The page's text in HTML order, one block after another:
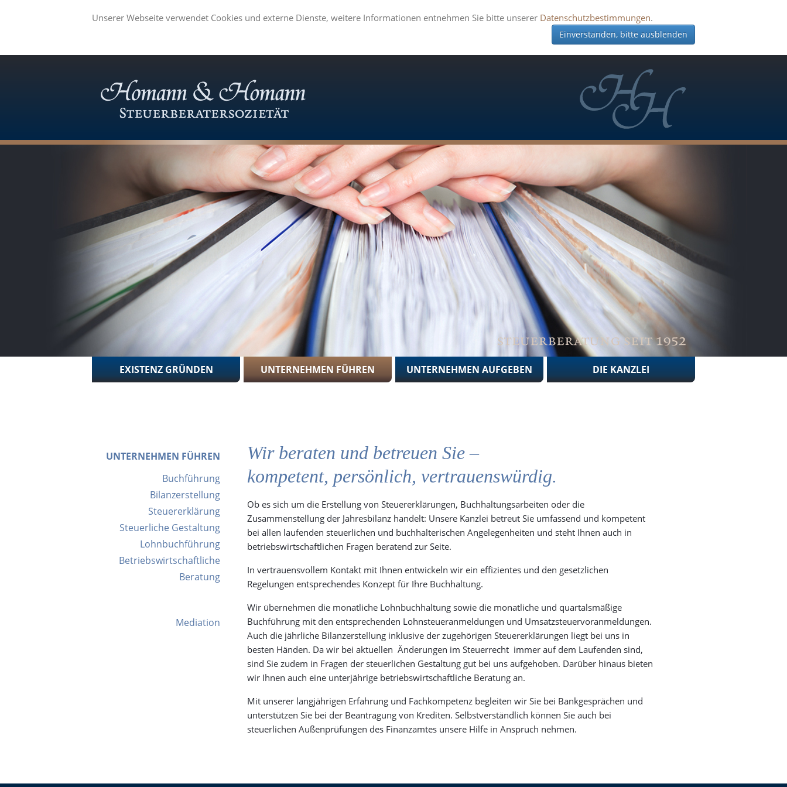
Unserer Webseite verwendet Cookies und externe Dienste, weitere Informationen entnehmen Sie bitte unserer Datenschutzbestimmungen.
Einverstanden, bitte ausblenden
überspringenEXISTENZ GRÜNDEN UNTERNEHMEN FÜHREN UNTERNEHMEN AUFGEBEN DIE KANZLEI
Wir beraten und betreuen Sie –
kompetent, persönlich, vertrauenswürdig.
Ob es sich um die Erstellung von Steuererklärungen, Buchhaltungsarbeiten oder die
Zusammenstellung der Jahresbilanz handelt: Unsere Kanzlei betreut Sie umfassend und kompetent
bei allen laufenden steuerlichen und buchhalterischen Angelegenheiten und steht Ihnen auch in
betriebswirtschaftlichen Fragen beratend zur Seite.
In vertrauensvollem Kontakt mit Ihnen entwickeln wir ein effizientes und den gesetzlichen
Regelungen entsprechendes Konzept für Ihre Buchhaltung.
Wir übernehmen die monatliche Lohnbuchhaltung sowie die monatliche und quartalsmäßige
Buchführung mit den entsprechenden Lohnsteueranmeldungen und Umsatzsteuervoranmeldungen.
Auch die jährliche Bilanzerstellung inklusive der zugehörigen Steuererklärungen liegt bei uns in
besten Händen. Da wir bei aktuellen Änderungen im Steuerrecht immer auf dem Laufenden sind,
sind Sie zudem in Fragen der steuerlichen Gestaltung gut bei uns aufgehoben. Darüber hinaus bieten
wir Ihnen auch eine unterjährige betriebswirtschaftliche Beratung an.
Mit unserer langjährigen Erfahrung und Fachkompetenz begleiten wir Sie bei Bankgesprächen und
unterstützen Sie bei der Beantragung von Krediten. Selbstverständlich können Sie auch bei
steuerlichen Außenprüfungen des Finanzamtes unsere Hilfe in Anspruch nehmen.
UNTERNEHMEN FÜHREN
Buchführung
Bilanzerstellung
Steuererklärung
Steuerliche Gestaltung
Lohnbuchführung
Betriebswirtschaftliche
Beratung
Mediation